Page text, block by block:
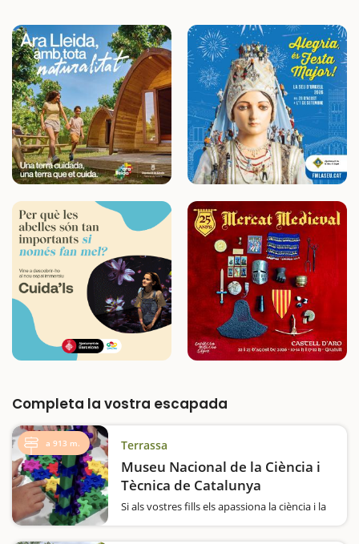
Completa la vostra escapada
a 913 m. Terrassa
Museu Nacional de la Ciència i
Tècnica de Catalunya
Si als vostres fills els apassiona la ciència i la